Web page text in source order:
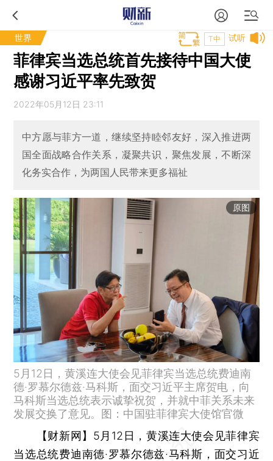
世界 试听
T中
菲律宾当选总统首先接待中国大使
感谢习近平率先致贺
2022年05月12日 23:11
中方愿与菲方一道，继续坚持睦邻友好，深入推进两
国全面战略合作关系，凝聚共识，聚焦发展，不断深
化务实合作，为两国人民带来更多福祉
原图
5月12日，黄溪连大使会见菲律宾当选总统费迪南
德·罗慕尔德兹·马科斯，面交习近平主席贺电，向
马科斯当选总统表示诚挚祝贺，并就中菲关系未来
发展交换了意见。图：中国驻菲律宾大使馆官微
【财新网】 5月12日，黄溪连大使会见菲律宾
当选总统费迪南德·罗慕尔德兹·马科斯，面交习近